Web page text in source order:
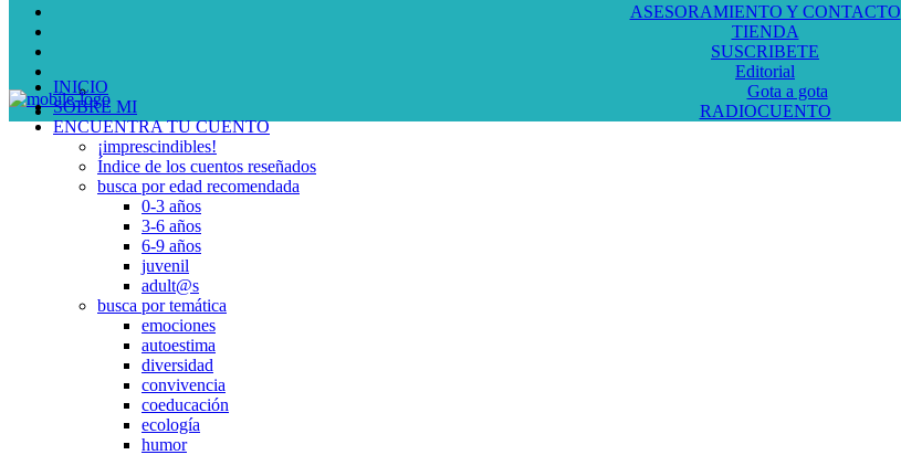
ASESORAMIENTO Y CONTACTO
TIENDA
SUSCRIBETE
Editorial
Gota a gota
RADIOCUENTO
INICIO
SOBRE MI
ENCUENTRA TU CUENTO
¡imprescindibles!
Índice de los cuentos reseñados
busca por edad recomendada
0-3 años
3-6 años
6-9 años
juvenil
adult@s
busca por temática
emociones
autoestima
diversidad
convivencia
coeducación
ecología
humor